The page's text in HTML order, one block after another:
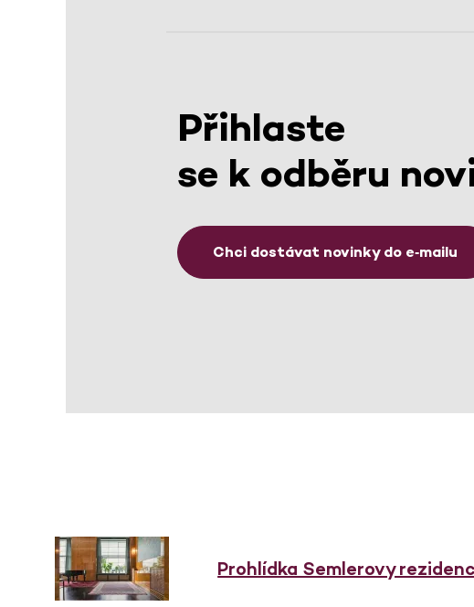
Přihlaste
se k odběru
Chci dostávat novinky do e‑mailu
Prohlídka Semlerovy